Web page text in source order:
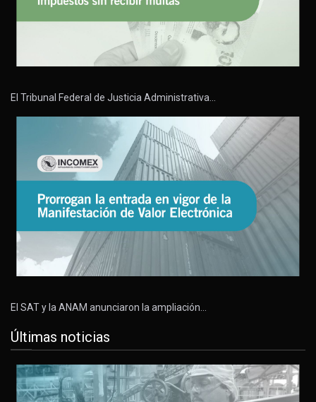
El Tribunal Federal de Justicia Administrativa…
El SAT y la ANAM anunciaron la ampliación…
Últimas noticias